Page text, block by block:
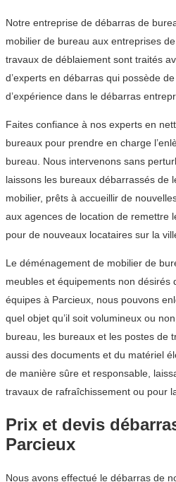
Notre entreprise de débarras de
mobilier de bureau aux entreprises
travaux de déblaiement sont traités
d’experts en débarras qui possède
d’expérience dans le débarras
Faites confiance à nos experts en
bureaux pour prendre en charge
bureau. Nous intervenons sans
laissons les bureaux débarrassés de
mobilier, prêts à accueillir de
aux agences de location de remettre
pour de nouveaux locataires sur la
Le déménagement de mobilier de
meubles et équipements non désirés
équipes à Parcieux, nous pouvons
quel objet qu’il soit volumineux ou
bureau, les bureaux et les postes de
aussi des documents et du matériel
de manière sûre et responsable,
travaux de rafraîchissement ou pour
Prix et devis
Parcieux
Nous avons effectué le débarras de